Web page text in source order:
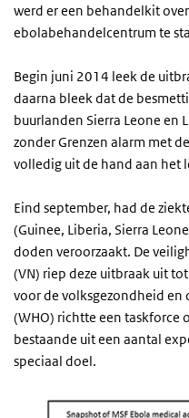
werd er een behandelkit
ebolabehandelcentrum te
Begin juni 2014 leek de
daarna bleek dat de
buurlanden Sierra Leone en
zonder Grenzen alarm met
volledig uit de hand aan het
Eind september, had de
(Guinee, Liberia, Sierra
doden veroorzaakt. De
(VN) riep deze uitbraak uit
voor de volksgezondheid en
(WHO) richtte een taskforce
bestaande uit een aantal
speciaal doel.